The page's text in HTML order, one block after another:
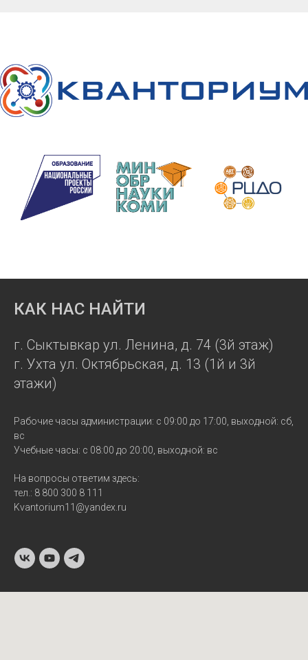
КАК НАС НАЙТИ
г. Сыктывкар ул. Ленина, д. 74 (3й этаж)
г. Ухта ул. Октябрьская, д. 13 (1й и 3й
этажи)
Рабочие часы администрации: с 09:00 до 17:00, выходной: сб,
вс
Учебные часы: с 08:00 до 20:00, выходной: вс
На вопросы ответим здесь:
тел.: 8 800 300 8 111
Kvantorium11@yandex.ru